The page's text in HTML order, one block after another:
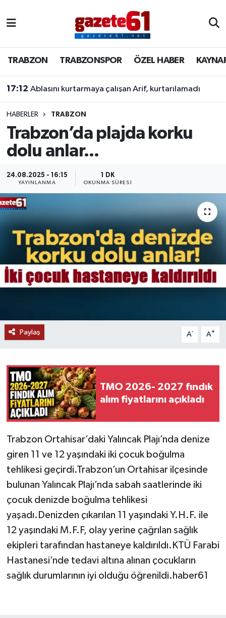
TRABZON TRABZONSPOR ÖZEL HABER
17:12 Ablasını kurtarmaya çalışan Arif, kurtarılamadı
HABERLER TRABZON
Trabzon’da plajda korku
dolu anlar...
24.08.2025 - 16:15
YAYINLANMA
1 DK
OKUNMA SÜRESI
Paylaş A- A+
TMO 2026- 2027 fındık
alım fiyatlarını açıkladı
Trabzon Ortahisar’daki Yalıncak Plajı’nda denize
giren 11 ve 12 yaşındaki iki çocuk boğulma
tehlikesi geçirdi.Trabzon’un Ortahisar ilçesinde
bulunan Yalıncak Plajı’nda sabah saatlerinde iki
çocuk denizde boğulma tehlikesi
yaşadı.Denizden çıkarılan 11 yaşındaki Y.H.F. ile
12 yaşındaki M.F.F, olay yerine çağrılan sağlık
ekipleri tarafından hastaneye kaldırıldı.KTÜ Farabi
Hastanesi’nde tedavi altına alınan çocukların
sağlık durumlarının iyi olduğu öğrenildi.haber61
TRABZONSPOR
ÖZEL HABER
KAYNAR KAZAN
SİYASET
Trabzon Nöbetçi Eczaneler
Trabzon Hava Durumu
Trabzon Namaz Vakitleri
Trabzon Trafik Yoğunluk Haritası
Süper Lig Puan Durumu ve Fikstür
Son Dakika Haberleri
Haber Arşivi